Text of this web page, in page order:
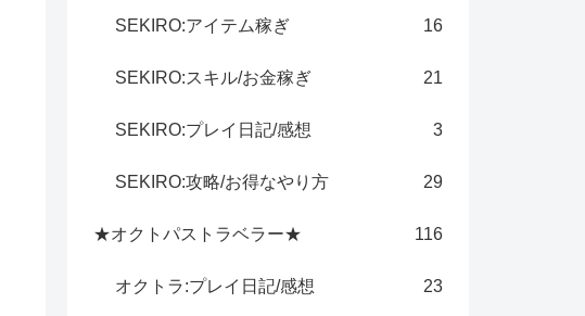
SEKIRO:アイテム稼ぎ 16
SEKIRO:スキル/お金稼ぎ 21
SEKIRO:プレイ日記/感想 3
SEKIRO:攻略/お得なやり方 29
★オクトパストラベラー★ 116
オクトラ:プレイ日記/感想 23